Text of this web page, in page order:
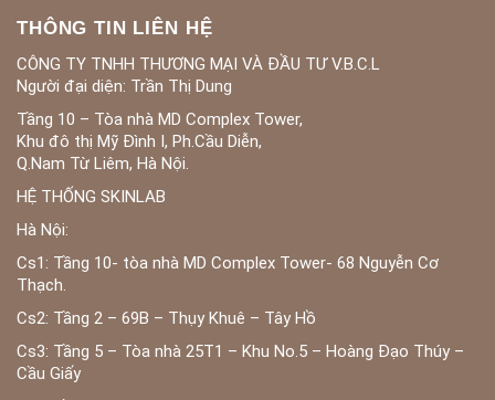
THÔNG TIN LIÊN HỆ
CÔNG TY TNHH THƯƠNG MẠI VÀ ĐẦU TƯ V.B.C.L
Người đại diện: Trần Thị Dung
Tầng 10 – Tòa nhà MD Complex Tower,
Khu đô thị Mỹ Đình I, Ph.Cầu Diễn,
Q.Nam Từ Liêm, Hà Nội.
HỆ THỐNG SKINLAB
Hà Nội:
Cs1: Tầng 10- tòa nhà MD Complex Tower- 68 Nguyễn Cơ
Thạch.
Cs2: Tầng 2 – 69B – Thụy Khuê – Tây Hồ
Cs3: Tầng 5 – Tòa nhà 25T1 – Khu No.5 – Hoàng Đạo Thúy –
Cầu Giấy